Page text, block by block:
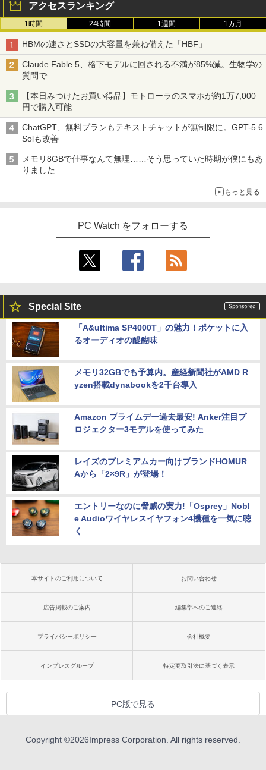
アクセスランキング
1時間 24時間 1週間 1カ月
HBMの速さとSSDの大容量を兼ね備えた「HBF」
Claude Fable 5、格下モデルに回される不満が85%減。生物学の
質問で
【本日みつけたお買い得品】モトローラのスマホが約1万7,000
円で購入可能
ChatGPT、無料プランもテキストチャットが無制限に。GPT-5.6
Solも改善
メモリ8GBで仕事なんて無理……そう思っていた時期が僕にもあ
りました
もっと見る
PC Watch をフォローする
Special Site
「A&ultima SP4000T」の魅力！ポケットに入
るオーディオの醍醐味
メモリ32GBでも予算内。産経新聞社がAMD R
yzen搭載dynabookを2千台導入
Amazon プライムデー過去最安! Anker注目プ
ロジェクター3モデルを使ってみた
レイズのプレミアムカー向けブランドHOMUR
Aから「2×9R」が登場！
エントリーなのに脅威の実力!「Osprey」Nobl
e Audioワイヤレスイヤフォン4機種を一気に聴
く
本サイトのご利用について お問い合わせ
広告掲載のご案内 編集部へのご連絡
プライバシーポリシー 会社概要
インプレスグループ 特定商取引法に基づく表示
PC版で見る
Copyright ©2026Impress Corporation. All rights reserved.